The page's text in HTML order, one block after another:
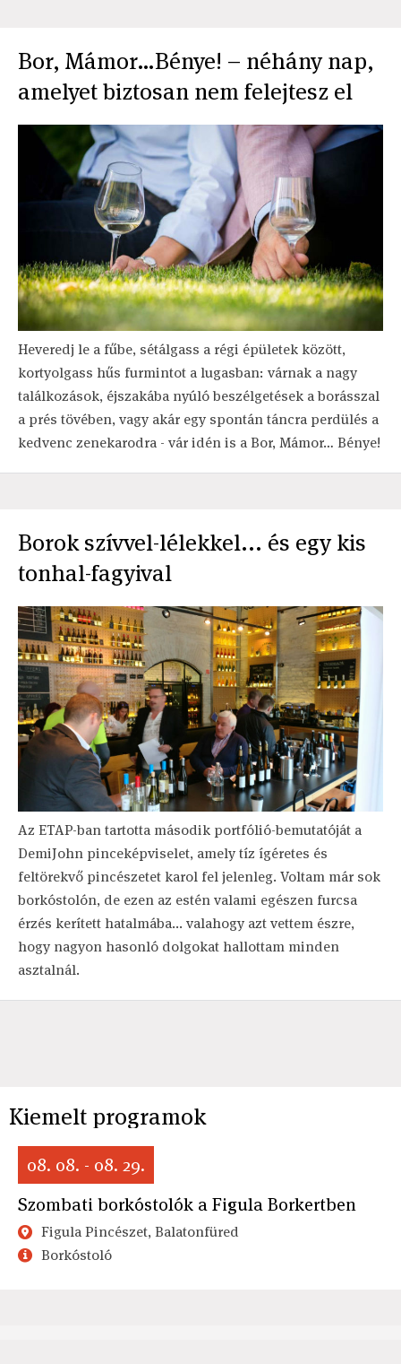
Bor, Mámor…Bénye! – néhány nap,
amelyet biztosan nem felejtesz el
Heveredj le a fűbe, sétálgass a régi épületek között,
kortyolgass hűs furmintot a lugasban: várnak a nagy
találkozások, éjszakába nyúló beszélgetések a borásszal
a prés tövében, vagy akár egy spontán táncra perdülés a
kedvenc zenekarodra - vár idén is a Bor, Mámor… Bénye!
Borok szívvel-lélekkel... és egy kis
tonhal-fagyival
Az ETAP-ban tartotta második portfólió-bemutatóját a
DemiJohn pinceképviselet, amely tíz ígéretes és
feltörekvő pincészetet karol fel jelenleg. Voltam már sok
borkóstolón, de ezen az estén valami egészen furcsa
érzés kerített hatalmába... valahogy azt vettem észre,
hogy nagyon hasonló dolgokat hallottam minden
asztalnál.
Kiemelt programok
08. 08. - 08. 29.
Szombati borkóstolók a Figula Borkertben
Figula Pincészet, Balatonfüred
Borkóstoló